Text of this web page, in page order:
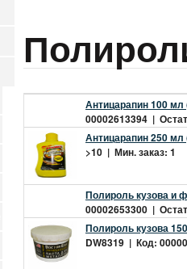
Антицарапин 100 мл
00002613394 |
Антицарапин 250 мл
>10 | Мин. заказ: 1
Полироль кузова и
00002653300 |
Полироль кузова
DW8319 | Код: